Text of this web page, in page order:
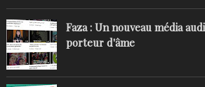
Faza : Un nouveau média
porteur d'âme